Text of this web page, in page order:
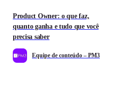
Product Owner: o que faz,
quanto ganha e tudo que você
precisa saber
Equipe de conteúdo – PM3